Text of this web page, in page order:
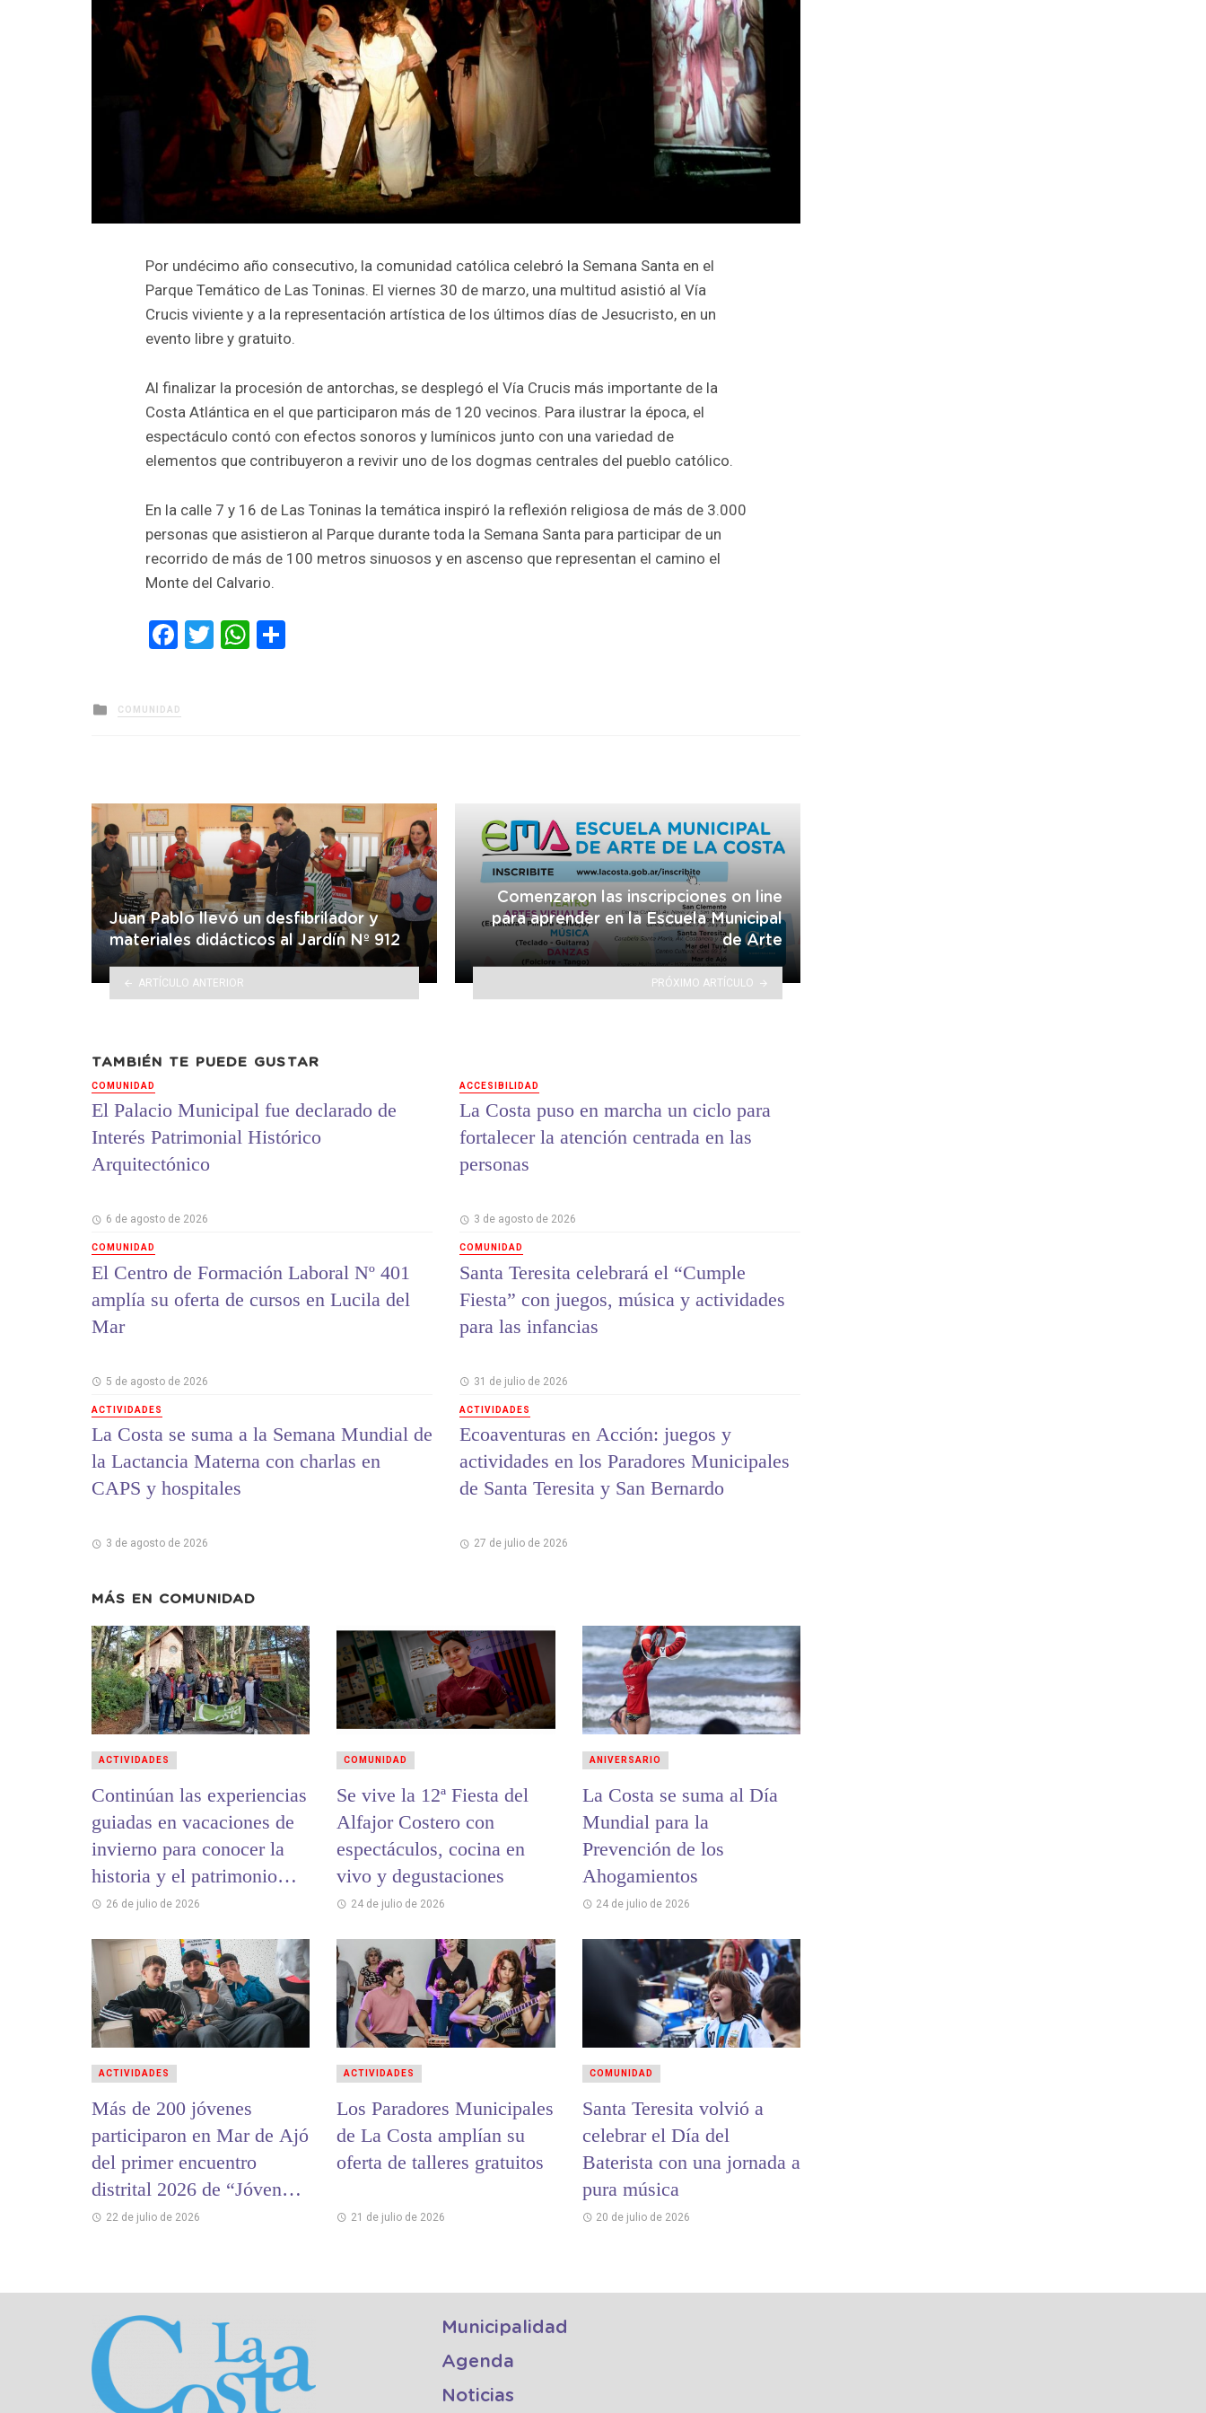
Por undécimo año consecutivo, la comunidad católica celebró la Semana Santa en el
Parque Temático de Las Toninas. El viernes 30 de marzo, una multitud asistió al Vía
Crucis viviente y a la representación artística de los últimos días de Jesucristo, en un
evento libre y gratuito.
Al finalizar la procesión de antorchas, se desplegó el Vía Crucis más importante de la
Costa Atlántica en el que participaron más de 120 vecinos. Para ilustrar la época, el
espectáculo contó con efectos sonoros y lumínicos junto con una variedad de
elementos que contribuyeron a revivir uno de los dogmas centrales del pueblo católico.
En la calle 7 y 16 de Las Toninas la temática inspiró la reflexión religiosa de más de 3.000
personas que asistieron al Parque durante toda la Semana Santa para participar de un
recorrido de más de 100 metros sinuosos y en ascenso que representan el camino el
Monte del Calvario.
Facebook
TwitterWhatsApp
Posted
in
COMUNIDAD
Juan Pablo llevó un desfibrilador y
materiales didácticos al Jardín Nº 912
ARTÍCULO ANTERIOR
Comenzaron las inscripciones on line
para aprender en la Escuela Municipal
de Arte
PRÓXIMO ARTÍCULO
TAMBIÉN TE PUEDE GUSTAR
COMUNIDAD
El Palacio Municipal fue declarado de
Interés Patrimonial Histórico
Arquitectónico
6 de agosto de 2026
COMUNIDAD
El Centro de Formación Laboral Nº 401
amplía su oferta de cursos en Lucila del
Mar
5 de agosto de 2026
ACTIVIDADES
La Costa se suma a la Semana Mundial de
la Lactancia Materna con charlas en
CAPS y hospitales
3 de agosto de 2026
ACCESIBILIDAD
La Costa puso en marcha un ciclo para
fortalecer la atención centrada en las
personas
3 de agosto de 2026
COMUNIDAD
Santa Teresita celebrará el “Cumple
Fiesta” con juegos, música y actividades
para las infancias
31 de julio de 2026
ACTIVIDADES
Ecoaventuras en Acción: juegos y
actividades en los Paradores Municipales
de Santa Teresita y San Bernardo
27 de julio de 2026
MÁS EN COMUNIDAD
Continúan las experiencias
guiadas en vacaciones de
invierno para conocer la
historia y el patrimonio
cultural de La Costa
26 de julio de 2026
ACTIVIDADES
Se vive la 12ª Fiesta del
Alfajor Costero con
espectáculos, cocina en
vivo y degustaciones
24 de julio de 2026
COMUNIDAD
La Costa se suma al Día
Mundial para la
Prevención de los
Ahogamientos
24 de julio de 2026
ANIVERSARIO
Más de 200 jóvenes
participaron en Mar de Ajó
del primer encuentro
distrital 2026 de “Jóvenes
y Memoria”
22 de julio de 2026
ACTIVIDADES
Los Paradores Municipales
de La Costa amplían su
oferta de talleres gratuitos
21 de julio de 2026
ACTIVIDADES
Santa Teresita volvió a
celebrar el Día del
Baterista con una jornada a
pura música
20 de julio de 2026
COMUNIDAD
Municipalidad
Agenda
Noticias